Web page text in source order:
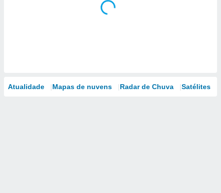
Atualidade Mapas de nuvens Radar de Chuva Satélites